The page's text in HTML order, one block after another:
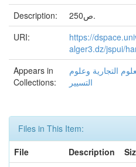
Description:
250ص.
URI:
https://
alger3.dz/jspui/
Appears in
Collections:
التجارية وعلوم
التسيير
Files in This Item:
File
Description